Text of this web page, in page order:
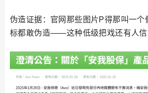
伪造证据：官网那些图片P得那叫一
标都敢伪造——这种低级把戏还有人信